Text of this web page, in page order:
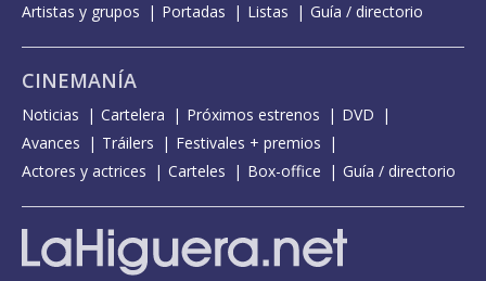
Artistas y grupos
Portadas Listas Guía / directorio
CINEMANÍA
Noticias Cartelera Próximos estrenos
DVD
Avances
Tráilers
Festivales + premios
Actores y actrices
Carteles Box-office Guía / directorio